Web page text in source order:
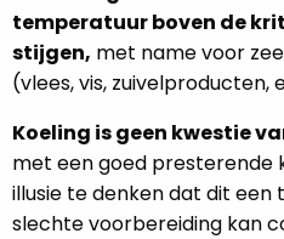
temperatuur boven de
stijgen, met name voor
(vlees, vis, zuivelproducten,
Koeling is geen kwestie
met een goed presterende
illusie te denken dat dit
slechte voorbereiding kan